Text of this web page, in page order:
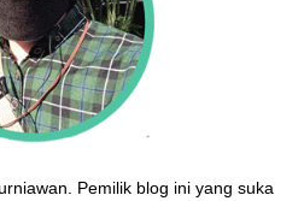
Pemilik blog ini yang suka